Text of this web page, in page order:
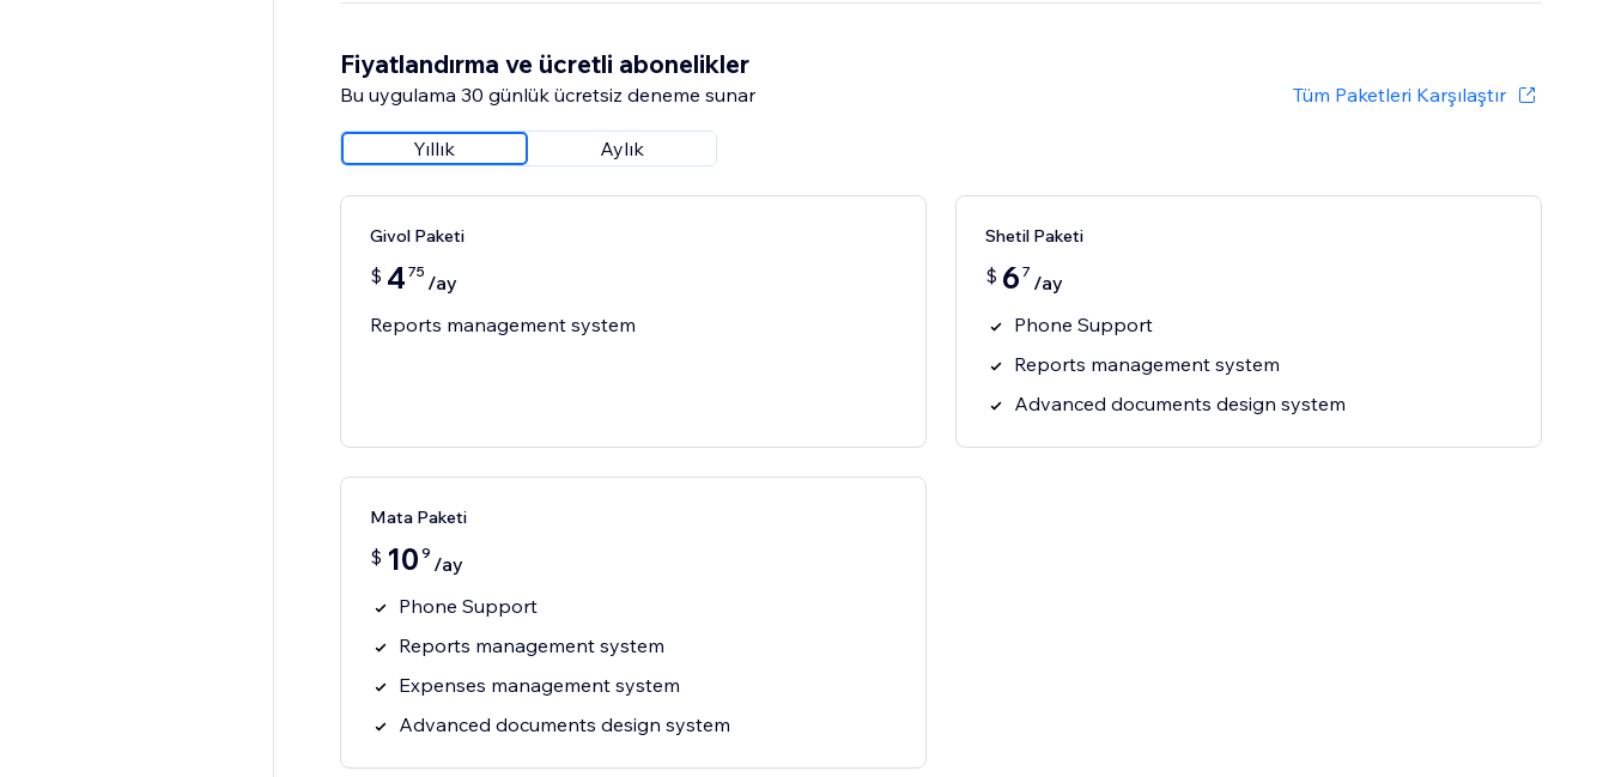
Fiyatlandırma ve ücretli abonelikler
Bu uygulama 30 günlük ücretsiz deneme sunar Tüm Paketleri Karşılaştır
Yıllık Aylık
Givol Paketi
$ 4 75 /ay
Reports management system
Shetil Paketi
$ 6 7 /ay
Phone Support
Reports management system
Advanced documents design system
Mata Paketi
$ 10 9 /ay
Phone Support
Reports management system
Expenses management system
Advanced documents design system